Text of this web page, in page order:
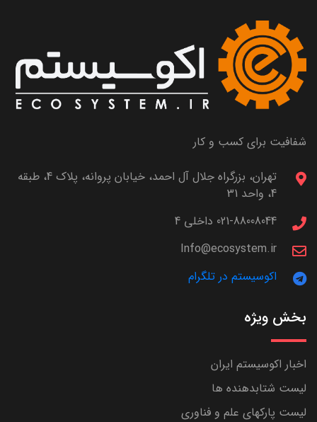
شفافیت برای کسب و کار
تهران، بزرگراه جلال آل احمد، خیابان پروانه، پلاک 4، طبقه
4، واحد 31
021-88008044 داخلی 4
Info@ecosystem.ir
اکوسیستم در تلگرام
بخش ویژه
اخبار اکوسیستم ایران
لیست شتابدهنده ها
لیست پارکهای علم و فناوری